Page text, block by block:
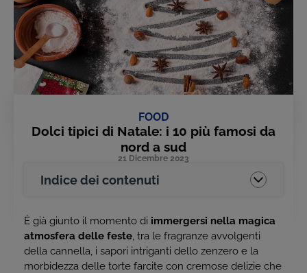
FOOD
Dolci tipici di Natale: i 10 più famosi da
nord a sud
21 Dicembre 2023
Indice dei contenuti
È già giunto il momento di immergersi nella magica
atmosfera delle feste, tra le fragranze avvolgenti
della cannella, i sapori intriganti dello zenzero e la
morbidezza delle torte farcite con cremose delizie che